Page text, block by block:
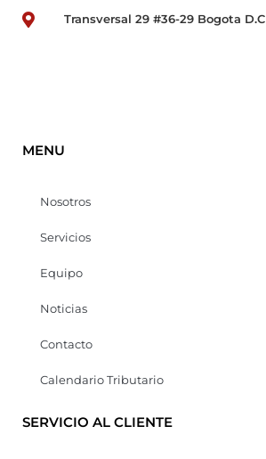
Transversal 29 #36-29 Bogota D.C
MENU
Nosotros
Servicios
Equipo
Noticias
Contacto
Calendario Tributario
SERVICIO AL CLIENTE